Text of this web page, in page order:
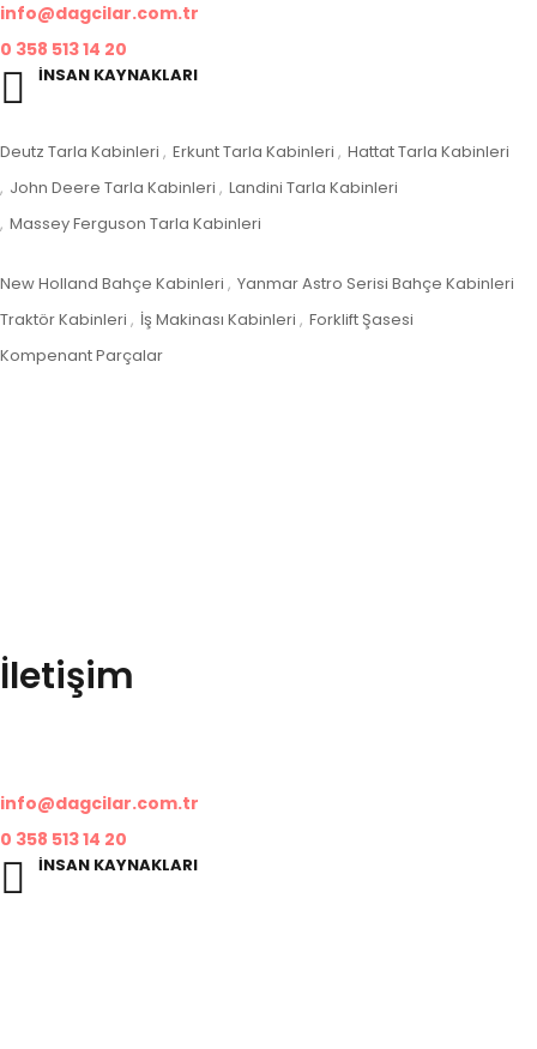
info@dagcilar.com.tr
0 358 513 14 20
İNSAN KAYNAKLARI
Deutz Tarla Kabinleri Erkunt Tarla Kabinleri
Hattat Tarla Kabinleri
John Deere Tarla Kabinleri
Landini Tarla Kabinleri
Massey Ferguson Tarla Kabinleri
New Holland Bahçe Kabinleri
Yanmar Astro Serisi Bahçe Kabinleri
Traktör Kabinleri
İş Makinası Kabinleri
Forklift Şasesi
Kompenant Parçalar
İletişim
info@dagcilar.com.tr
0 358 513 14 20
İNSAN KAYNAKLARI